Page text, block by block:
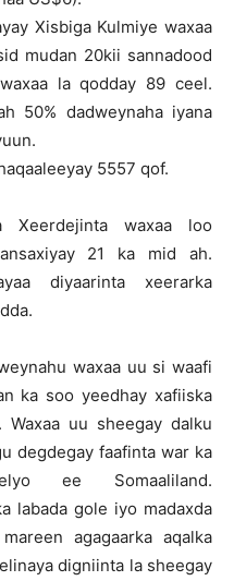
Xisbiga Kulmiye waxaa
mudan 20kii sannadood
la qodday 89 ceel.
50% dadweynaha iyana
5557 qof.
Xeerdejinta waxaa loo
21 ka mid ah.
diyaarinta xeerarka
waxaa uu si waafi
ka soo yeedhay xafiiska
uu sheegay dalku
degdegay faafinta war ka
ee Somaaliland.
labada gole iyo madaxda
agagaarka aqalka
digniinta la sheegay